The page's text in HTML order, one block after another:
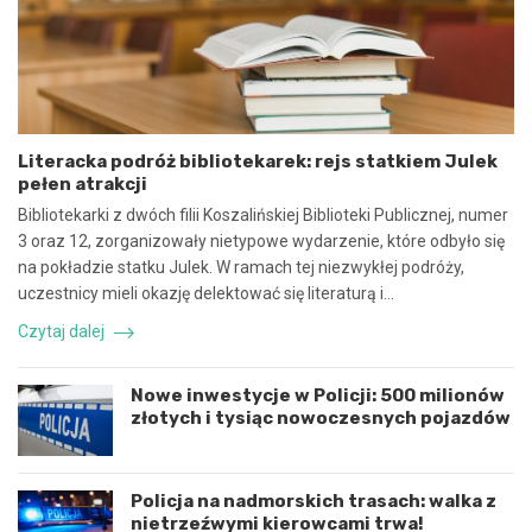
n
w
ó
ł
p
r
a
c
ę
i
k
o
o
r
d
y
n
a
c
j
b
z
e
c
z
n
e
z
d
a
r
z
e
n
i
e
d
r
o
g
Literacka podróż bibliotekarek: rejs statkiem Julek
pełen atrakcji
Bibliotekarki z dwóch filii Koszalińskiej Biblioteki Publicznej, numer
3 oraz 12, zorganizowały nietypowe wydarzenie, które odbyło się
na pokładzie statku Julek. W ramach tej niezwykłej podróży,
uczestnicy mieli okazję delektować się literaturą i…
Czytaj dalej
Nowe inwestycje w Policji: 500 milionów
złotych i tysiąc nowoczesnych pojazdów
Policja na nadmorskich trasach: walka z
nietrzeźwymi kierowcami trwa!